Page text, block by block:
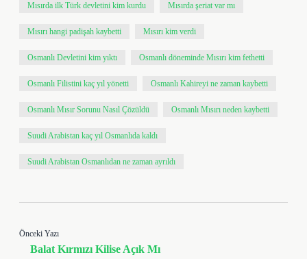
Mısırda ilk Türk devletini kim kurdu Mısırda şeriat var mı
Mısırı hangi padişah kaybetti Mısırı kim verdi
Osmanlı Devletini kim yıktı Osmanlı döneminde Mısırı kim fethetti
Osmanlı Filistini kaç yıl yönetti Osmanlı Kahireyi ne zaman kaybetti
Osmanlı Mısır Sorunu Nasıl Çözüldü Osmanlı Mısırı neden kaybetti
Suudi Arabistan kaç yıl Osmanlıda kaldı
Suudi Arabistan Osmanlıdan ne zaman ayrıldı
Önceki Yazı
Balat Kırmızı Kilise Açık Mı